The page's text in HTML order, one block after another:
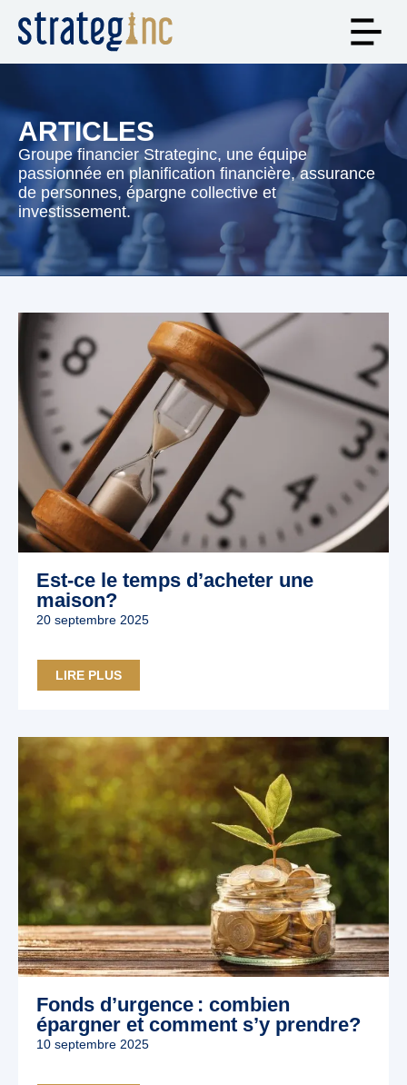
ARTICLES
Groupe financier Strateginc, une équipe
passionnée en planification financière, assurance
de personnes, épargne collective et
investissement.
Est-ce le temps d’acheter une
maison?
20 septembre 2025
LIRE PLUS
Fonds d’urgence : combien
épargner et comment s’y prendre?
10 septembre 2025